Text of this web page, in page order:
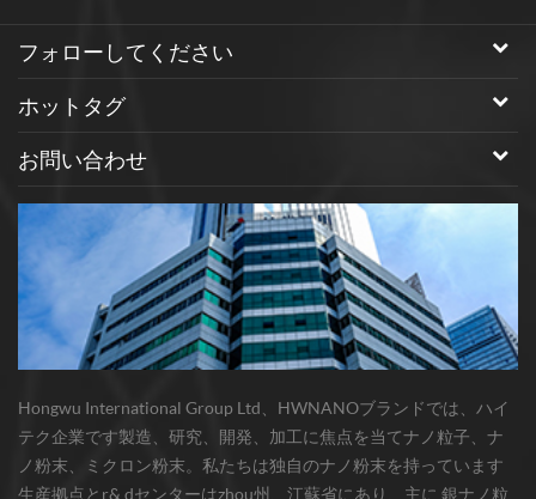
フォローしてください
ホットタグ
お問い合わせ
Hongwu International Group Ltd、HWNANOブランドでは、ハイ
テク企業です製造、研究、開発、加工に焦点を当てナノ粒子、ナ
ノ粉末、ミクロン粉末。私たちは独自のナノ粉末を持っています
生産拠点とr& dセンターはzhou州、江蘇省にあり、主に 銀ナノ粒